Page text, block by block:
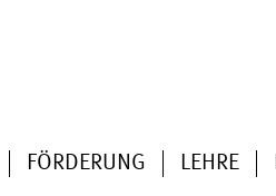
FÖRDERUNG LEHRE